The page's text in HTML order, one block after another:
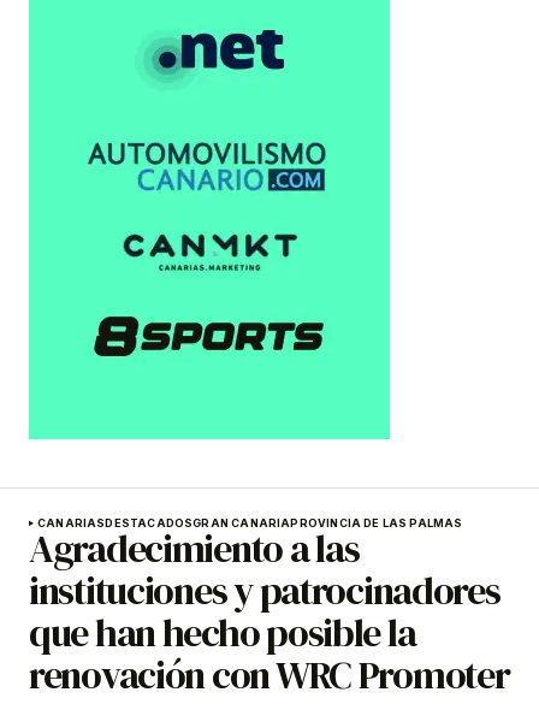
CANARIASDESTACADOSGRAN CANARIAPROVINCIA DE LAS PALMAS
Agradecimiento a las
instituciones y patrocinadores
que han hecho posible la
renovación con WRC Promoter